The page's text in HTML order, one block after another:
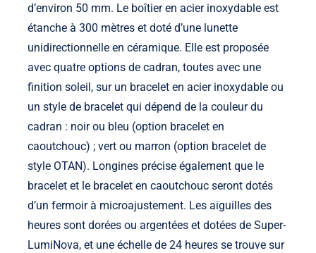
d’environ 50 mm. Le boîtier en acier inoxydable est
étanche à 300 mètres et doté d’une lunette
unidirectionnelle en céramique. Elle est proposée
avec quatre options de cadran, toutes avec une
finition soleil, sur un bracelet en acier inoxydable ou
un style de bracelet qui dépend de la couleur du
cadran : noir ou bleu (option bracelet en
caoutchouc) ; vert ou marron (option bracelet de
style OTAN). Longines précise également que le
bracelet et le bracelet en caoutchouc seront dotés
d’un fermoir à microajustement. Les aiguilles des
heures sont dorées ou argentées et dotées de Super-
LumiNova, et une échelle de 24 heures se trouve sur